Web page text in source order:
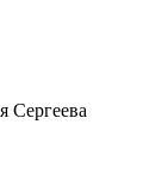
Сергеева